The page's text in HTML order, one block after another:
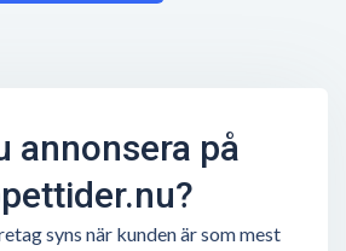
annonsera på
syns när kunden är som mest